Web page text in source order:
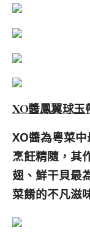
XO醬鳳翼球玉
XO醬為粵菜
烹飪精隨，其
翅、鮮干貝最
菜餚的不凡滋